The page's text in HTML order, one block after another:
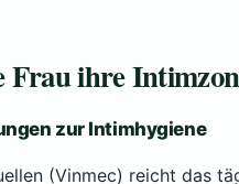
Frau ihre
zur Intimhygiene
(Vinmec) reicht das